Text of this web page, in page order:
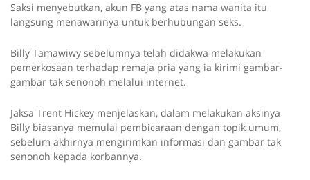
Saksi menyebutkan, akun FB yang atas nama wanita itu
langsung menawarinya untuk berhubungan seks.
Billy Tamawiwy sebelumnya telah didakwa melakukan
pemerkosaan terhadap remaja pria yang ia kirimi gambar-
gambar tak senonoh melalui internet.
Jaksa Trent Hickey menjelaskan, dalam melakukan aksinya
Billy biasanya memulai pembicaraan dengan topik umum,
sebelum akhirnya mengirimkan informasi dan gambar tak
senonoh kepada korbannya.